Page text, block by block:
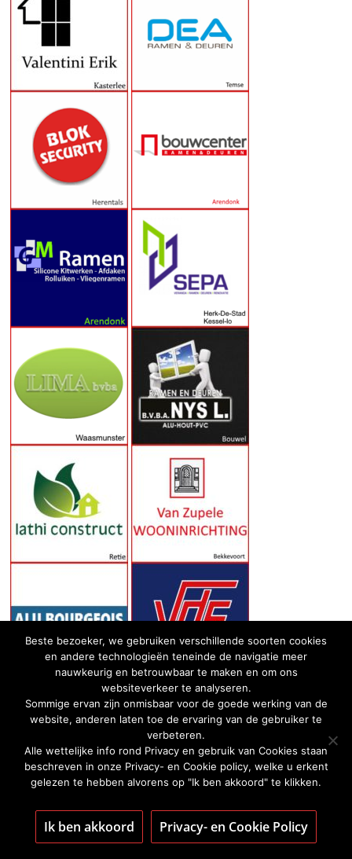
Beste bezoeker, we gebruiken verschillende soorten cookies
en andere technologieën teneinde de navigatie meer
nauwkeurig en betrouwbaar te maken en om ons
websiteverkeer te analyseren.
Sommige ervan zijn onmisbaar voor de goede werking van de
website, anderen laten toe de ervaring van de gebruiker te
verbeteren.
Alle wettelijke info rond Privacy en gebruik van Cookies staan
beschreven in onze Privacy- en Cookie policy, welke u erkent
gelezen te hebben alvorens op "Ik ben akkoord" te klikken.
Ik ben akkoord Privacy- en Cookie Policy